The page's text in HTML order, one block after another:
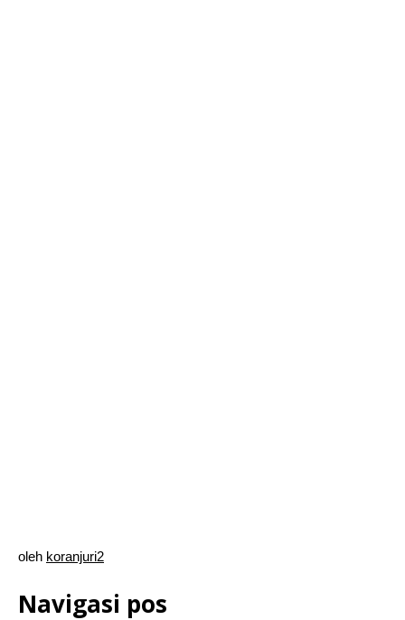
oleh koranjuri2
Navigasi pos